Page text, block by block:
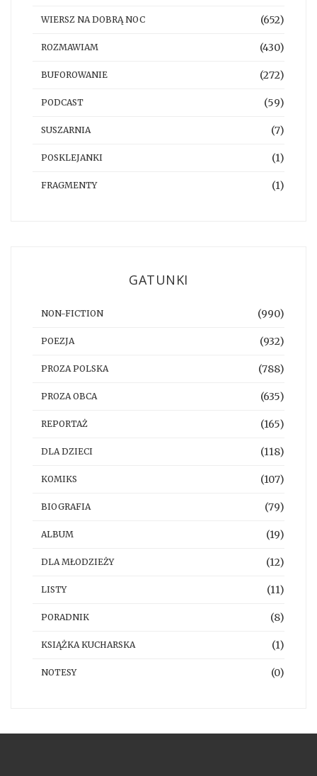
WIERSZ NA DOBRĄ NOC (652)
ROZMAWIAM (430)
BUFOROWANIE (272)
PODCAST (59)
SUSZARNIA (7)
POSKLEJANKI (1)
FRAGMENTY (1)
GATUNKI
NON-FICTION (990)
POEZJA (932)
PROZA POLSKA (788)
PROZA OBCA (635)
REPORTAŻ (165)
DLA DZIECI (118)
KOMIKS (107)
BIOGRAFIA (79)
ALBUM (19)
DLA MŁODZIEŻY (12)
LISTY (11)
PORADNIK (8)
KSIĄŻKA KUCHARSKA (1)
NOTESY (0)